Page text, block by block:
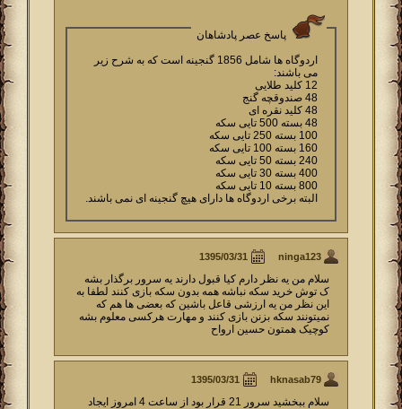
پاسخ عصر پادشاهان
اردوگاه ها شامل 1856 گنجینه است که به شرح زیر
می باشند:
12 کلید طلایی
48 صندوقچه گنج
48 کلید نقره ای
48 بسته 500 تایی سکه
100 بسته 250 تایی سکه
160 بسته 100 تایی سکه
240 بسته 50 تایی سکه
400 بسته 30 تایی سکه
800 بسته 10 تایی سکه
البته برخی اردوگاه ها دارای هیچ گنجینه ای نمی باشند.
ninga123
سلام من یه نظر دارم کیا قبول دارند یه سرور برگذار بشه
ک توش خرید سکه نباشه همه بدون سکه بازی کنند لطفا به
این نظر من یه ارزشی قاعل باشین که بعضی ها هم که
نمیتونند سکه بزنن بازی کنند و مهارت هرکسی معلوم بشه
کوچیک همتون حسین ارواح
hknasab79
سلام ببخشید سرور 21 قرار بود از ساعت 4 امروز ایجاد